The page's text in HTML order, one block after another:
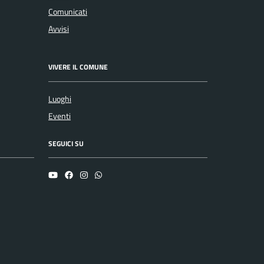
Comunicati
Avvisi
VIVERE IL COMUNE
Luoghi
Eventi
SEGUICI SU
YouTubeFacebookInstagramWhatsapp